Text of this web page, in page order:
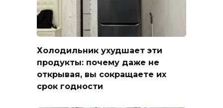
Холодильник ухудшает эти
продукты: почему даже не
открывая, вы сокращаете их
срок годности